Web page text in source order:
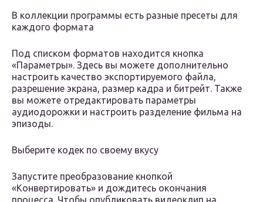
В коллекции программы есть разные пресеты для
каждого формата
Под списком форматов находится кнопка
«Параметры». Здесь вы можете дополнительно
настроить качество экспортируемого файла,
разрешение экрана, размер кадра и битрейт. Также
вы можете отредактировать параметры
аудиодорожки и настроить разделение фильма на
эпизоды.
Выберите кодек по своему вкусу
Запустите преобразование кнопкой
«Конвертировать» и дождитесь окончания
процесса. Чтобы опубликовать видеоклип на